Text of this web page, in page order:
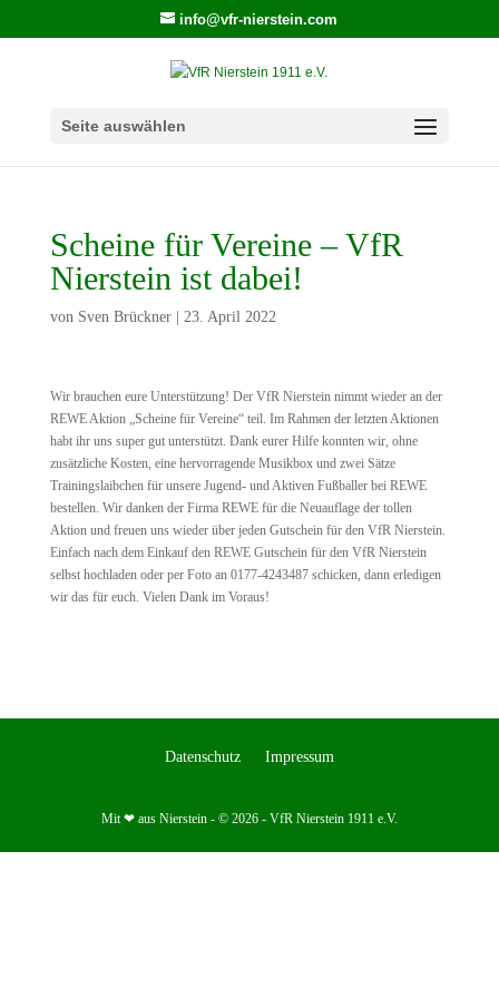
info@vfr-nierstein.com
Seite auswählen
Scheine für Vereine – VfR
Nierstein ist dabei!
von Sven Brückner| 23. April 2022
Wir brauchen eure Unterstützung! Der VfR Nierstein nimmt wieder an der
REWE Aktion „Scheine für Vereine“ teil. Im Rahmen der letzten Aktionen
habt ihr uns super gut unterstützt. Dank eurer Hilfe konnten wir, ohne
zusätzliche Kosten, eine hervorragende Musikbox und zwei Sätze
Trainingslaibchen für unsere Jugend- und Aktiven Fußballer bei REWE
bestellen. Wir danken der Firma REWE für die Neuauflage der tollen
Aktion und freuen uns wieder über jeden Gutschein für den VfR Nierstein.
Einfach nach dem Einkauf den REWE Gutschein für den VfR Nierstein
selbst hochladen oder per Foto an 0177-4243487 schicken, dann erledigen
wir das für euch. Vielen Dank im Voraus!
Datenschutz Impressum
Mit ❤ aus Nierstein - © 2026 - VfR Nierstein 1911 e.V.